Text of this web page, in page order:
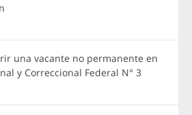
una vacante no permanente en
y Correccional Federal N° 3